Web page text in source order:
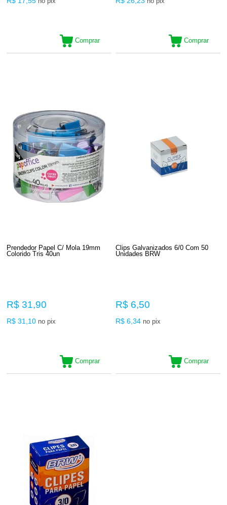
Comprar Comprar
Prendedor Papel C/ Mola 19mm
Colorido Tris 40un
R$ 31,90
R$ 31,10 no pix
Comprar
Clips Galvanizados 6/0 Com 50
Unidades BRW
R$ 6,50
R$ 6,34 no pix
Comprar